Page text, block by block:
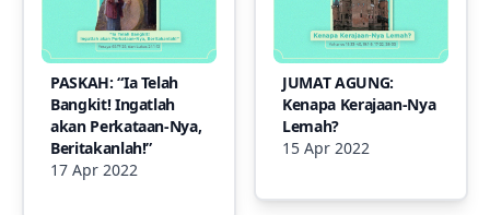
PASKAH: “Ia Telah
Bangkit! Ingatlah
akan Perkataan-Nya,
Beritakanlah!”
17 Apr 2022
JUMAT AGUNG:
Kenapa Kerajaan-Nya
Lemah?
15 Apr 2022